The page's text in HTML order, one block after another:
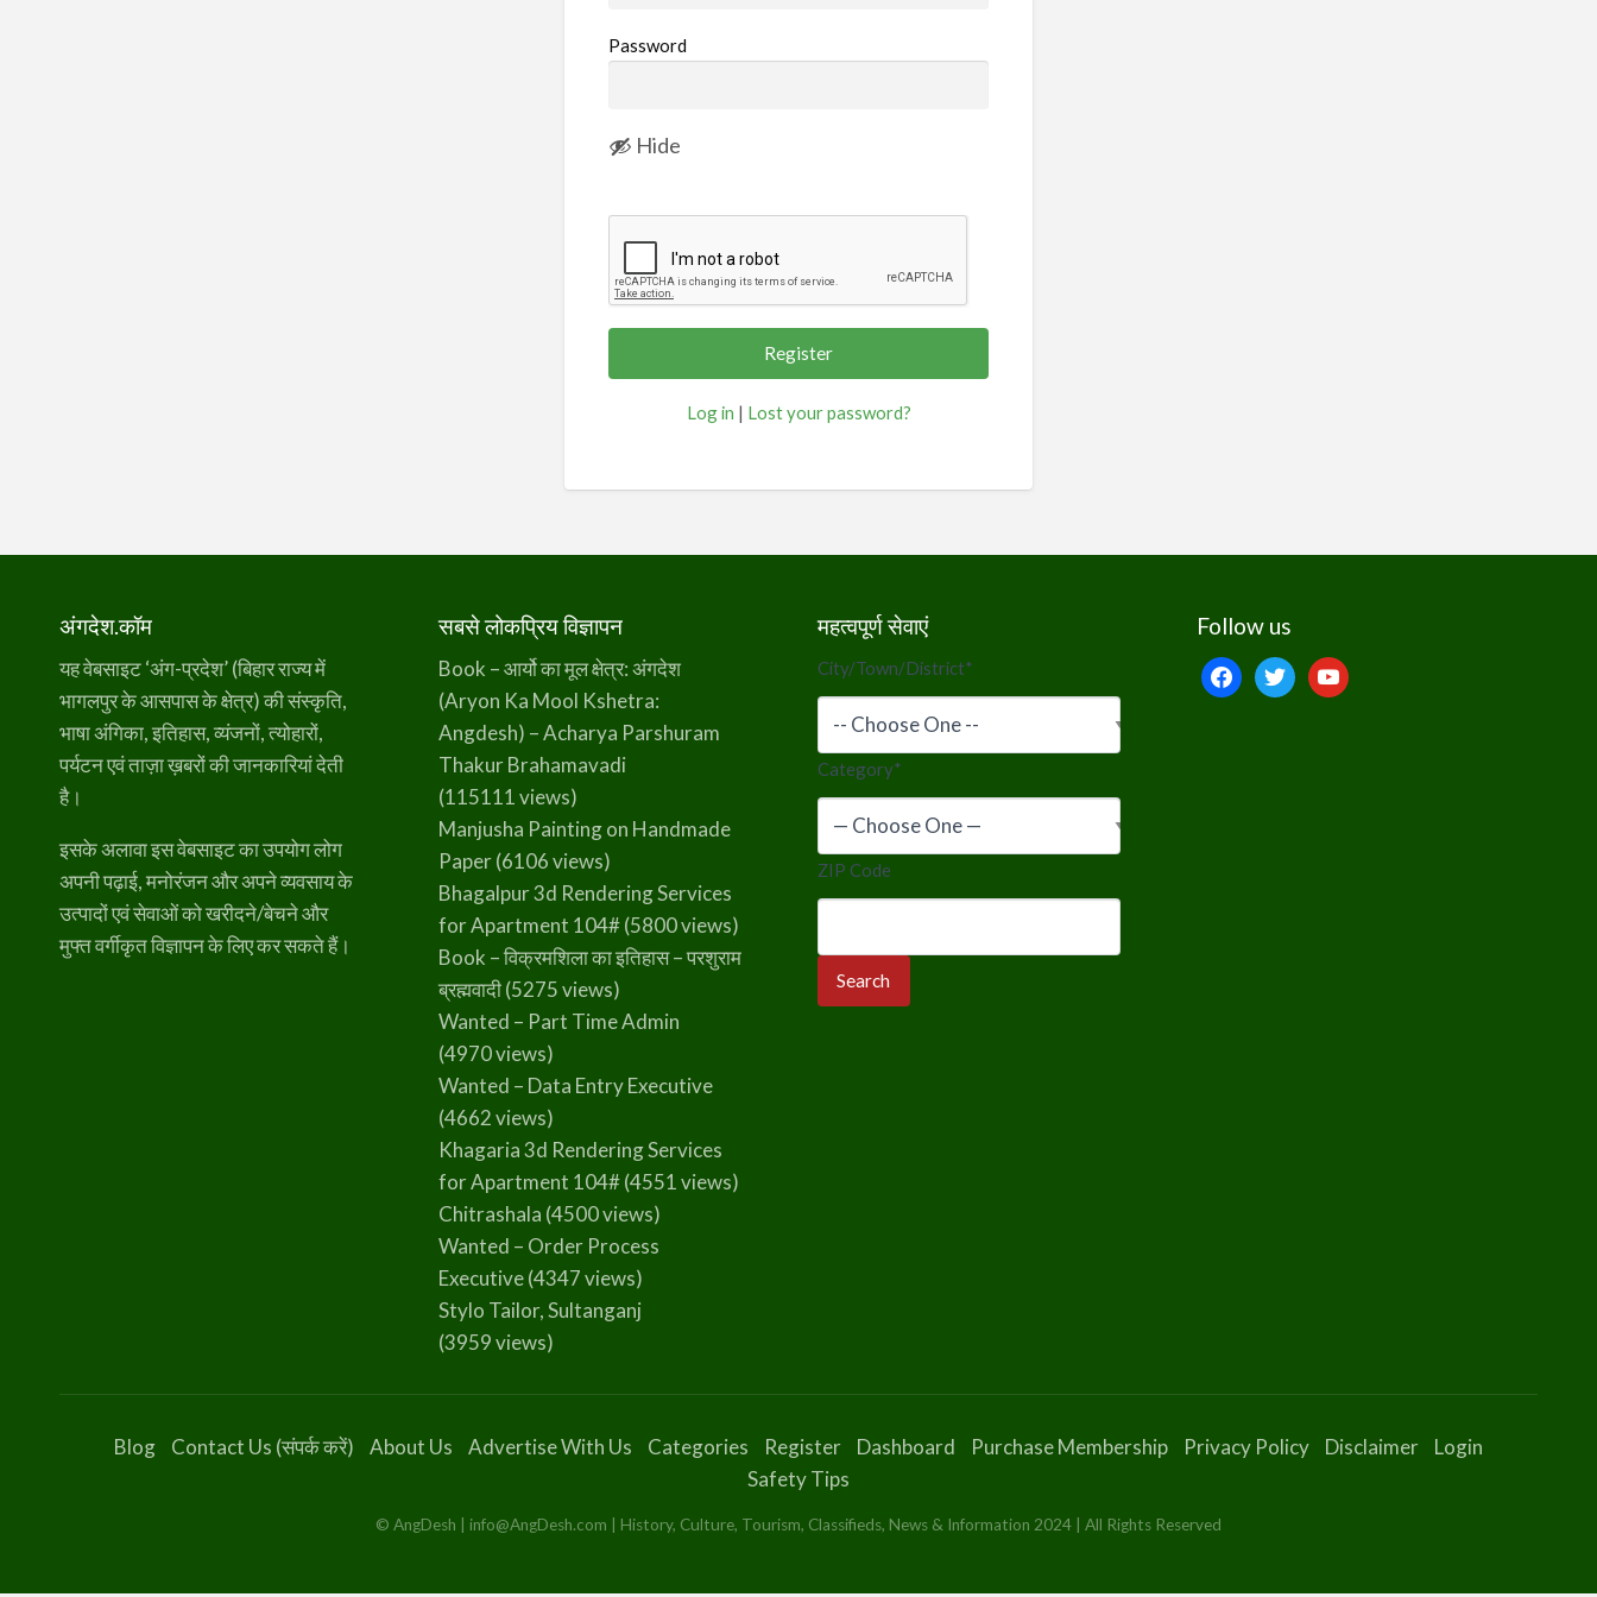
Password
Hide
Log in | Lost your password?
अंगदेश.कॉम
यह वेबसाइट ‘अंग-प्रदेश’ (बिहार राज्य में
भागलपुर के आसपास के क्षेत्र) की संस्कृति,
भाषा अंगिका, इतिहास, व्यंजनों, त्योहारों,
पर्यटन एवं ताज़ा ख़बरों की जानकारियां देती
है।
इसके अलावा इस वेबसाइट का उपयोग लोग
अपनी पढ़ाई, मनोरंजन और अपने व्यवसाय के
उत्पादों एवं सेवाओं को खरीदने/बेचने और
मुफ्त वर्गीकृत विज्ञापन के लिए कर सकते हैं।
सबसे लोकप्रिय विज्ञापन
Book – आर्यो का मूल क्षेत्र: अंगदेश
(Aryon Ka Mool Kshetra:
Angdesh) – Acharya Parshuram
Thakur Brahamavadi
(115111 views)
Manjusha Painting on Handmade
Paper(6106 views)
Bhagalpur 3d Rendering Services
for Apartment 104#(5800 views)
Book – विक्रमशिला का इतिहास – परशुराम
ब्रह्मवादी(5275 views)
Wanted – Part Time Admin
(4970 views)
Wanted – Data Entry Executive
(4662 views)
Khagaria 3d Rendering Services
for Apartment 104#(4551 views)
Chitrashala (4500 views)
Wanted – Order Process
Executive(4347 views)
Stylo Tailor, Sultanganj
(3959 views)
महत्वपूर्ण सेवाएं
City/Town/District*
Category*
ZIP Code
Follow us
Blog Contact Us (संपर्क करें) About Us Advertise With Us Categories Register Dashboard Purchase Membership Privacy Policy Disclaimer
Login
Safety Tips
© AngDesh | info@AngDesh.com | History, Culture, Tourism, Classifieds, News & Information 2024 | All Rights Reserved